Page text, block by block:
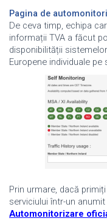
Pagina de
De ceva timp, echipa
informații TVA a făcut
disponibilității
Europene individuale
Prin urmare, dacă
serviciului într-un
Automonitorizare